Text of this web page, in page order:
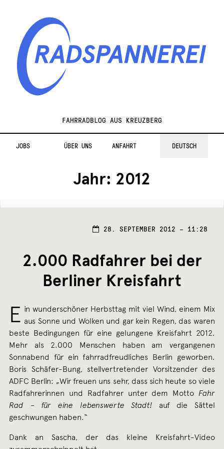
RadspannereiFAHRRADBLOG AUS KREUZBERG
JOBS ÜBER UNS ANFAHRT DEUTSCH
Jahr: 2012
28. SEPTEMBER 2012 – 11:28
2.000 Radfahrer bei der
Berliner Kreisfahrt
E in wunderschöner Herbsttag mit viel Wind, einem Mix
aus Sonne und Wolken und gar kein Regen, das waren
beste Bedingungen für eine gelungene Kreisfahrt 2012.
Mehr als 2.000 Menschen haben am vergangenen
Sonnabend für ein fahrradfreudliches Berlin geworben.
Boris Schäfer-Bung, stellvertretender Vorsitzender des
ADFC Berlin: „Wir freuen uns sehr, dass sich heute so viele
Radfahrerinnen und Radfahrer unter dem Motto Fahr
Rad – für eine lebenswerte Stadt! auf die Sättel
geschwungen haben.“
Dank an Sascha, der das kleine Kreisfahrt-Video